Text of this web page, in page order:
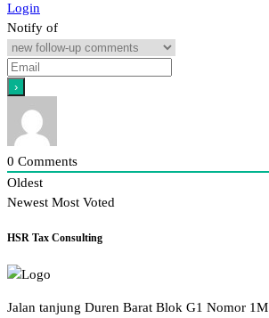
Login
Notify of
0 Comments
Oldest
Newest Most Voted
HSR Tax Consulting
Jalan tanjung Duren Barat Blok G1 Nomor 1M